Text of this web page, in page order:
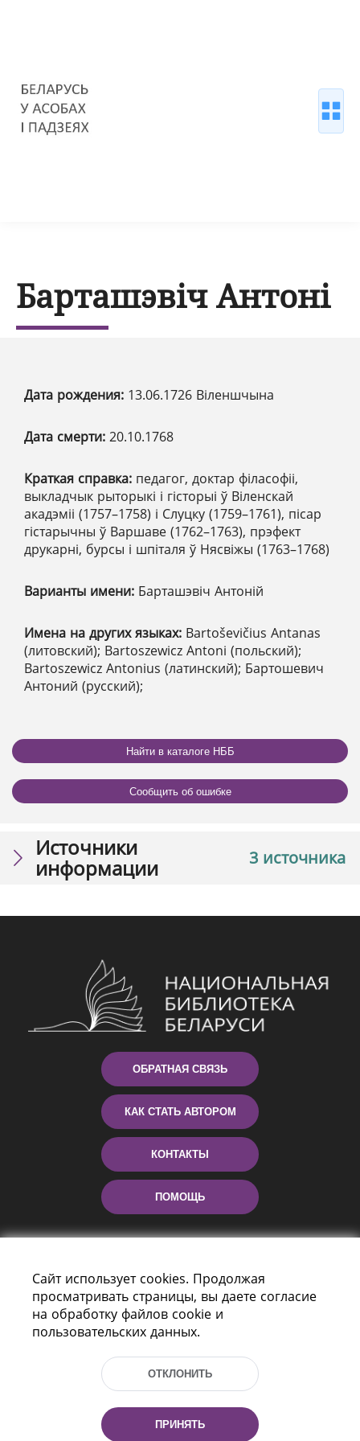
Барташэвіч Антоні
Дата рождения: 13.06.1726 Віленшчына
Дата смерти: 20.10.1768
Краткая справка: педагог, доктар філасофіі,
выкладчык рыторыкі і гісторыі ў Віленскай
акадэміі (1757–1758) і Слуцку (1759–1761), пісар
гістарычны ў Варшаве (1762–1763), прэфект
друкарні, бурсы і шпіталя ў Нясвіжы (1763–1768)
Варианты имени: Барташэвіч Антоній
Имена на других языках: Bartoševičius Antanas
(литовский); Bartoszewicz Antoni (польский);
Bartoszewicz Antonius (латинский); Бартошевич
Антоний (русский);
Найти в каталоге НББ
Сообщить об ошибке
3 источника
Источники
информации
ОБРАТНАЯ СВЯЗЬ
КАК СТАТЬ АВТОРОМ
КОНТАКТЫ
ПОМОЩЬ
г. Минск, Республика Беларусь, 220114
Тел.: (+375 17) 368 37 37, Факс: (+375 17)
Эл. почта: inbox@nlb.by
Сайт использует cookies. Продолжая
просматривать страницы, вы даете согласие
на обработку файлов cookie и
пользовательских данных.
ОТКЛОНИТЬ
ПРИНЯТЬ